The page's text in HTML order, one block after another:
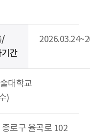
/
간
대학교
)
로구 율곡로 102